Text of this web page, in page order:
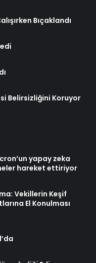
Bıçaklandı
Belirsizliğini Koruyor
yapay zeka
hareket ettiriyor
Vekillerin Keşif
El Konulması